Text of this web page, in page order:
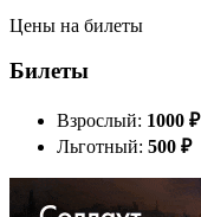
Цены на билеты
Билеты
Взрослый: 1000 ₽
Льготный: 500 ₽